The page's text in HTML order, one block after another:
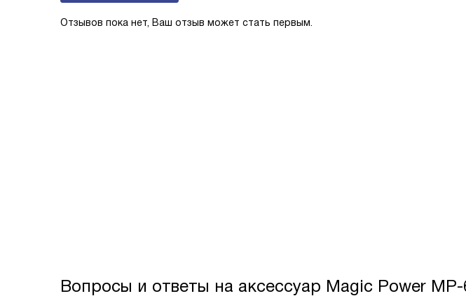
Отзывов пока нет, Ваш отзыв может стать первым.
Вопросы и ответы на аксессуар Magic Power MP-